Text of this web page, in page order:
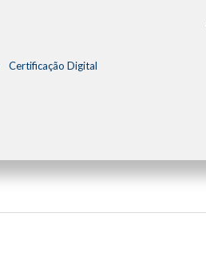
Certificação Digital